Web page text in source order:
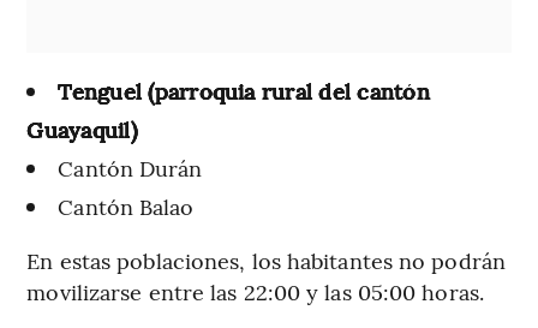
Tenguel (parroquia rural del cantón
Guayaquil)
Cantón Durán
Cantón Balao
En estas poblaciones, los habitantes no podrán
movilizarse entre las 22:00 y las 05:00 horas.